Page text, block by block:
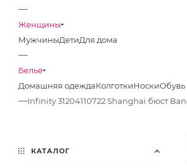
—
Женщины
МужчиныДетиДля дома
—
Бельё
Домашняя одеждаКолготкиНоскиОбувь
—Infinity 31204110722 Shanghai бюст
КАТАЛОГ